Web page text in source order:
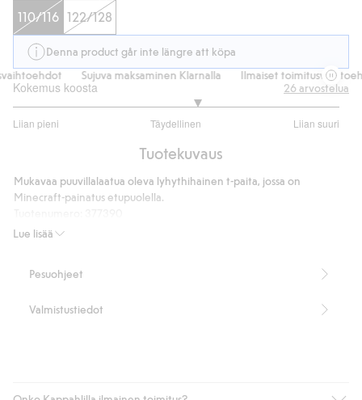
110/116 122/128
Denna product går inte längre att köpa
Sujuva maksaminen Klarnalla Ilmaiset
Kokemus koosta
Liian pieni Täydellinen Liian suuri
/
ääneen
26 arvostelua
Tuotekuvaus
Lue lisää
Mukavaa puuvillalaatua oleva lyhythihainen t-paita, jossa on
Minecraft-painatus etupuolella.
Pesuohjeet
Valmistustiedot